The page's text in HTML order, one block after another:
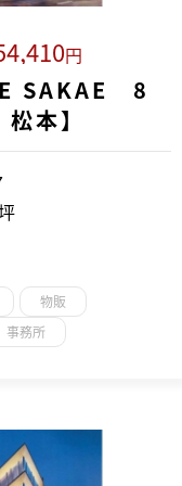
円
SAKAE 8
本】
物販
事務所